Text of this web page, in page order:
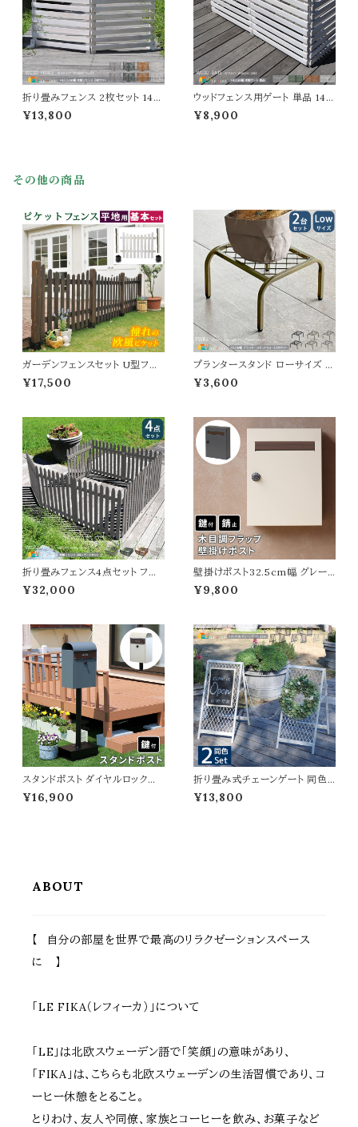
折り畳みフェンス 2枚セット 142.
5cm幅 ボーダーフェンス ダーク
グリーン ライトブラウン ホワイト
ッシュ 天然木 庭 花壇のフェンス
¥13,800
ウッドフェンス用ゲート 単品 142
cm幅 ボーダーフェンス用 フェン
ス用ゲートセット ライトブラウン
¥8,900
その他の商品
ガーデンフェンスセット U型フェ
ンス1枚 平地用金具2個 フェンス
セット 120cm幅 ホワイト ダーク
形フェンス おすすめ おしゃれ 北
欧 庭のフェンス 平地用金具セッ
ト 庭 ガーデニング 花壇 境界線
目隠し
¥17,500
プランタースタンド ローサイズ 2
5cm幅 同色2台セット ブラック
ゴールド グレー 幅25cm 奥行2
ンド 鉢植えスタンド 鉢植え台 フ
ラワースタンド フラワーラック 花
台 スチール製 おすすめ おしゃ
れ コンパクト
¥3,600
折り畳みフェンス4点セット フェ
ンス3枚 ゲート1セット 合計4点セ
ット ストライプフェンスセット フェ
おすすめ おしゃれ 北欧 ウッドフ
ェンスセット 木製フェンスゲート
セット 天然木 ガーデンフェンス
¥32,000
壁掛けポスト32.5cm幅 グレー
グレージュ 玄関ポスト 郵便ポス
ト 木目調 ダイヤルロック式ポスト
高さ42.5cm 郵便受け 横開き
春 夏 秋 冬 施錠付きポスト ダイ
ヤル式ポスト エクステリア 戸建
て 壁面ポスト DIY
¥9,800
スタンドポスト ダイヤルロック式
36cm幅 郵便ポスト グレー グレ
ージュ 手前開き おすすめ おし
¥16,900
折り畳み式チェーンゲート 同色2
セット マットブラック ブルーグレ
ー アイボリーホワイト 自立式ゲー
¥13,800
ABOUT
【 自分の部屋を世界で最高のリラクゼーションスペース
に 】
「LE FIKA（レフィーカ）」について
「LE」は北欧スウェーデン語で「笑顔」の意味があり、
「FIKA」は、こちらも北欧スウェーデンの生活習慣であり、コ
ーヒー休憩をとること。
とりわけ、友人や同僚、家族とコーヒーを飲み、お菓子など